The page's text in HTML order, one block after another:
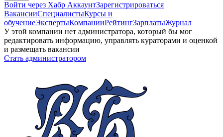
Войти через Хабр АккаунтЗарегистрироваться
ВакансииСпециалистыКурсы и
обучениеЭкспертыКомпанииРейтингЗарплатыЖурнал
У этой компании нет администратора, который бы мог
редактировать информацию, управлять кураторами и оценкой
и размещать вакансии
Стать администратором